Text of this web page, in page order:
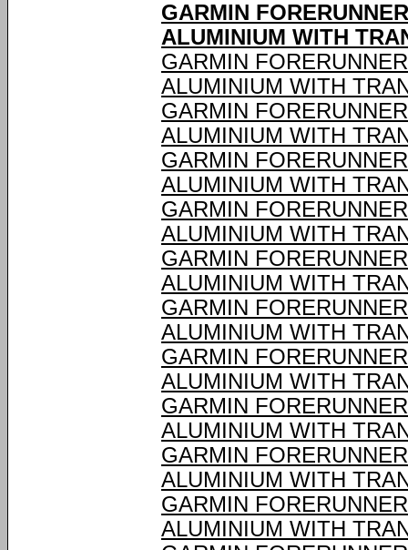
GARMIN
ALUMINIUM WITH
GARMIN
ALUMINIUM WITH
GARMIN
ALUMINIUM WITH
GARMIN
ALUMINIUM WITH
GARMIN
ALUMINIUM WITH
GARMIN
ALUMINIUM WITH
GARMIN
ALUMINIUM WITH
GARMIN
ALUMINIUM WITH
GARMIN
ALUMINIUM WITH
GARMIN
ALUMINIUM WITH
GARMIN
ALUMINIUM WITH